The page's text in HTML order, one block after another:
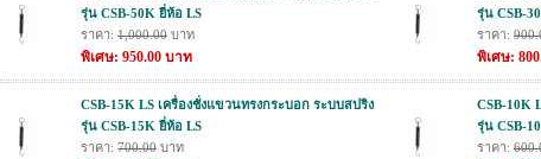
รุ่น CSB-50K ยี่ห้อ LS
ราคา: 1,000.00 บาท
พิเศษ: 950.00 บาท
รุ่น CSB-
ราคา:
พิเศษ:
CSB-15K LS เครื่องชั่งแขวนทรงกระบอก ระบบสปริง
รุ่น CSB-15K ยี่ห้อ LS
ราคา: 700.00 บาท
CSB-10K
รุ่น CSB-
ราคา: